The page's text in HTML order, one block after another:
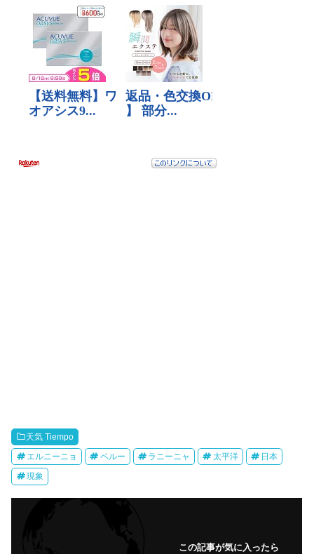
天気 Tiempo
エルニーニョ ペルー ラニーニャ 太平洋 日本
現象
この記事が気に入ったら